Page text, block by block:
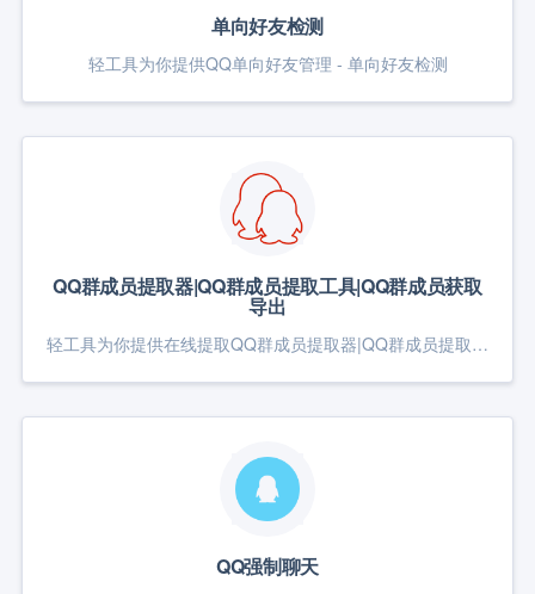
单向好友检测
轻工具为你提供QQ单向好友管理 - 单向好友检测
QQ群成员提取器|QQ群成员提取工具|QQ群成员获取
导出
轻工具为你提供在线提取QQ群成员提取器|QQ群成员提取工具|QQ群成员获取导出 ，方便添加群好友
QQ强制聊天